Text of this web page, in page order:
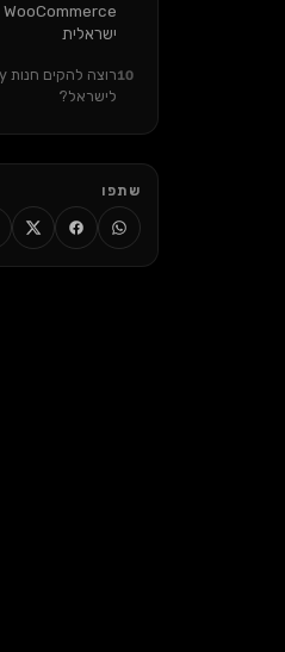
ישראלית
10
לישראל?
שתפו